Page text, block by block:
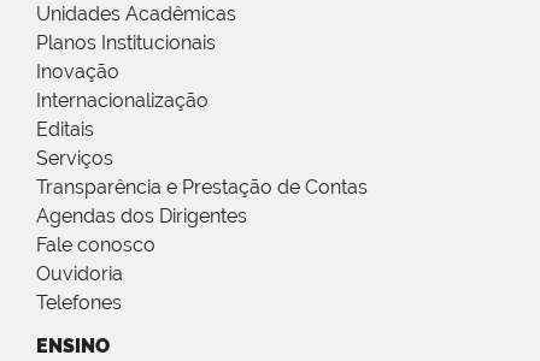
Unidades Acadêmicas
Planos Institucionais
Inovação
Internacionalização
Editais
Serviços
Transparência e Prestação de Contas
Agendas dos Dirigentes
Fale conosco
Ouvidoria
Telefones
ENSINO